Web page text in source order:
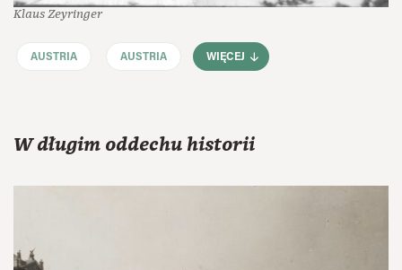
Klaus Zeyringer
AUSTRIA AUSTRIA WIĘCEJ
W długim oddechu historii